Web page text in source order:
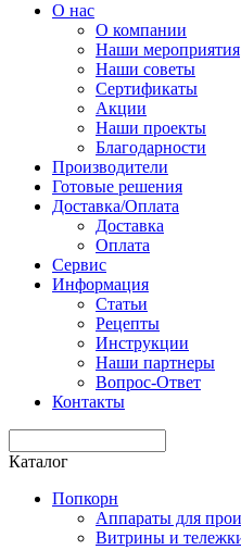
О нас
О компании
Наши мероприятия
Наши советы
Сертификаты
Акции
Наши проекты
Благодарности
Производители
Готовые решения
Доставка/Оплата
Доставка
Оплата
Сервис
Информация
Статьи
Рецепты
Инструкции
Наши партнеры
Вопрос-Ответ
Контакты
Каталог
Попкорн
Аппараты для
Витрины и